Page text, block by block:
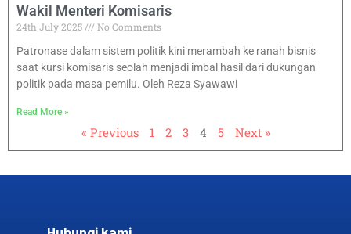
Wakil Menteri Komisaris
24th July 2025
No Comments
Patronase dalam sistem politik kini merambah ke ranah bisnis
saat kursi komisaris seolah menjadi imbal hasil dari dukungan
politik pada masa pemilu. Oleh Reza Syawawi
Read More »
« Previous 1 2 3 4 5 Next »